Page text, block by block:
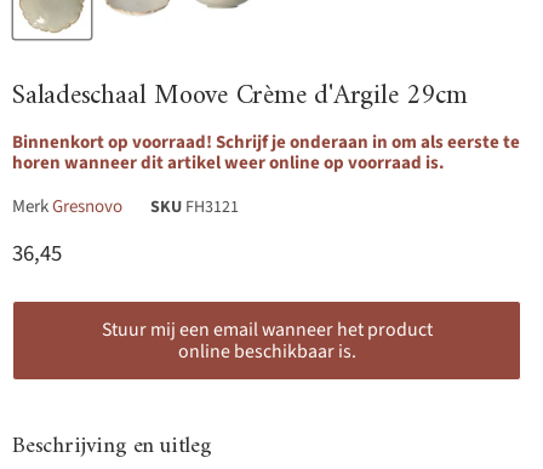
Saladeschaal Moove Crème d'Argile 29cm
Binnenkort op voorraad! Schrijf je onderaan in om als eerste te
horen wanneer dit artikel weer online op voorraad is.
MerkGresnovo SKU FH3121
Huidige prijs
36,45
Stuur mij een email wanneer het product
online beschikbaar is.
Beschrijving en uitleg